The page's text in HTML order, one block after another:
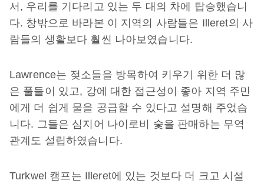
서 , 우리를 기다리고 있는 두 대의 차에
탑승했습니
다. 창밖으로 바라본 이 지역의 사람들은 Illeret의 사
람들의 생활보다 훨씬 나아보였습니다.
Lawrence는 젖소들을 방목하여 키우기 위한 더 많
은 풀들이 있고, 강에 대한 접근성이 좋아 지역 주민
에게
더 쉽게 물을 공급할 수 있다고 설명해 주었습
니다. 그들은 심지어 나이로비 숯을 판매하는 무역
관계도 설립하였습니다.
Turkwel 캠프는 Illeret에 있는 것보다 더 크고 시설